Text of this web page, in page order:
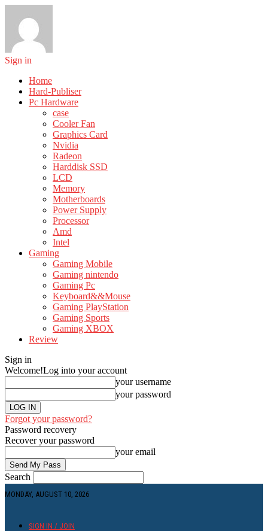
Sign in
Home
Hard-Publiser
Pc Hardware
case
Cooler Fan
Graphics Card
Nvidia
Radeon
Harddisk SSD
LCD
Memory
Motherboards
Power Supply
Processor
Amd
Intel
Gaming
Gaming Mobile
Gaming nintendo
Gaming Pc
Keyboard&&Mouse
Gaming PlayStation
Gaming Sports
Gaming XBOX
Review
Sign in
Welcome!Log into your account
your username
your password
Forgot your password?
Password recovery
Recover your password
your email
Search
MONDAY, AUGUST 10, 2026
SIGN IN / JOIN